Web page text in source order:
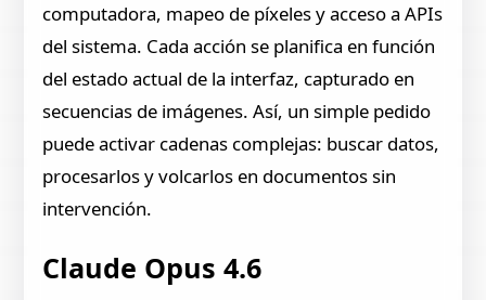
computadora, mapeo de píxeles y acceso a APIs
del sistema. Cada acción se planifica en función
del estado actual de la interfaz, capturado en
secuencias de imágenes. Así, un simple pedido
puede activar cadenas complejas: buscar datos,
procesarlos y volcarlos en documentos sin
intervención.
Claude Opus 4.6